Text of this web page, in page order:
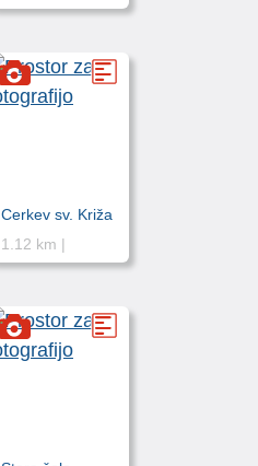
Cerkev sv. Križa
1.12 km |